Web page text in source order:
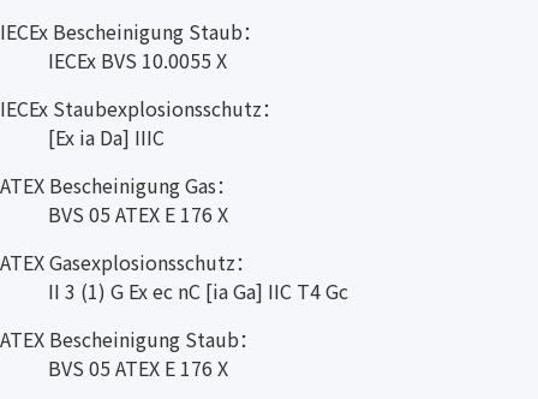
IECEx Bescheinigung Staub：
IECEx BVS 10.0055 X
IECEx Staubexplosionsschutz：
[Ex ia Da] IIIC
ATEX Bescheinigung Gas：
BVS 05 ATEX E 176 X
ATEX Gasexplosionsschutz：
II 3 (1) G Ex ec nC [ia Ga] IIC T4 Gc
ATEX Bescheinigung Staub：
BVS 05 ATEX E 176 X